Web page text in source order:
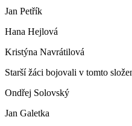
Jan Petřík
Hana Hejlová
Kristýna Navrátilová
Starší žáci bojovali v tomto
Ondřej Solovský
Jan Galetka